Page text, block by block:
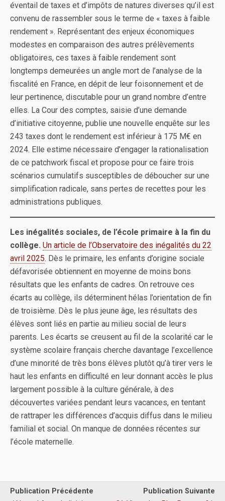
éventail de taxes et d’impôts de natures diverses qu’il est
convenu de rassembler sous le terme de « taxes à faible
rendement ». Représentant des enjeux économiques
modestes en comparaison des autres prélèvements
obligatoires, ces taxes à faible rendement sont
longtemps demeurées un angle mort de l’analyse de la
fiscalité en France, en dépit de leur foisonnement et de
leur pertinence, discutable pour un grand nombre d’entre
elles. La Cour des comptes, saisie d’une demande
d’initiative citoyenne, publie une nouvelle enquête sur les
243 taxes dont le rendement est inférieur à 175 M€ en
2024. Elle estime nécessaire d’engager la rationalisation
de ce patchwork fiscal et propose pour ce faire trois
scénarios cumulatifs susceptibles de déboucher sur une
simplification radicale, sans pertes de recettes pour les
administrations publiques.
Les inégalités sociales, de l’école primaire à la fin du
collège. Un article de l’Observatoire des inégalités du 22
avril 2025. Dès le primaire, les enfants d’origine sociale
défavorisée obtiennent en moyenne de moins bons
résultats que les enfants de cadres. On retrouve ces
écarts au collège, ils déterminent hélas l’orientation de fin
de troisième. Dès le plus jeune âge, les résultats des
élèves sont liés en partie au milieu social de leurs
parents. Les écarts se creusent au fil de la scolarité car le
système scolaire français cherche davantage l’excellence
d’une minorité de très bons élèves plutôt qu’à tirer vers le
haut les enfants en difficulté en leur donnant accès le plus
largement possible à la culture générale, à des
découvertes variées pendant leurs vacances, en tentant
de rattraper les différences d’acquis diffus dans le milieu
familial et social. On manque de données récentes sur
l’école maternelle.
Publication Précédente
Publication Suivante